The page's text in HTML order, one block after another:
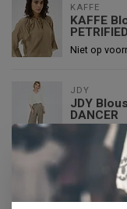
KAFFE
KAFFE
Niet op
JDY
JDY
DANCER
Op voorraad
VILA
COFFEE